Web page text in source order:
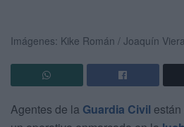
Imágenes: Kike Román / Joaquín
Agentes de la Guardia Civil